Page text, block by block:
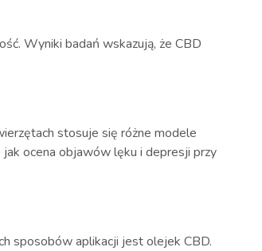
Wyniki badań wskazują, że CBD
stosuje się różne modele
ocena objawów lęku i depresji przy
sposobów aplikacji jest olejek CBD.